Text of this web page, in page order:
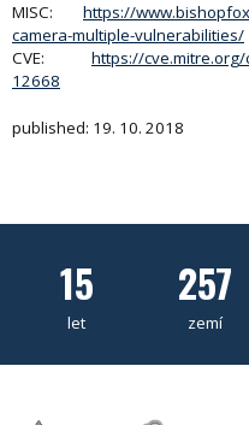
MISC: https://
camera-multiple-vulnerabilities/
CVE: https://cve.mitre.org/
12668
published: 19. 10. 2018
15
let
257
zemí